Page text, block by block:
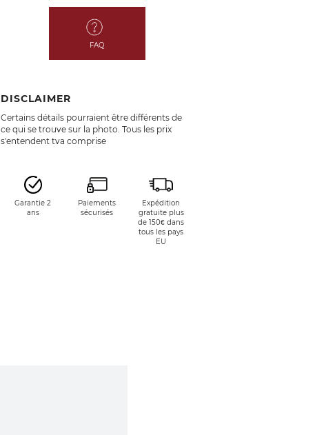
FAQ
DISCLAIMER
Certains détails pourraient être différents de
ce qui se trouve sur la photo. Tous les prix
s'entendent tva comprise
Garantie 2
ans
Paiements
sécurisés
Expédition
gratuite plus
de 150€ dans
tous les pays
EU